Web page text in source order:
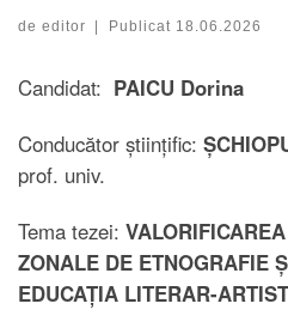
de editor | Publicat 18.06.2026
Candidat: PAICU Dorina
Conducător științific:
prof. univ.
Tema tezei:
ZONALE DE ETNOGRAFIE
EDUCAȚIA LITERAR-